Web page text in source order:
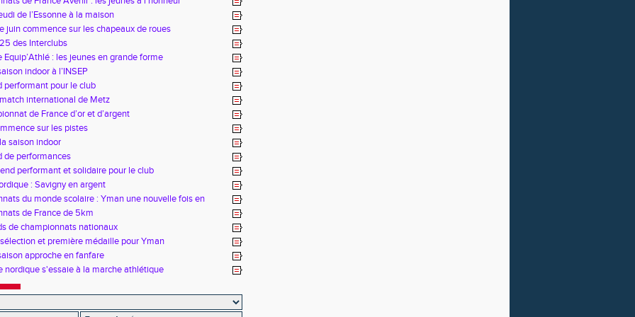
de l’Essonne à la maison
juin commence sur les chapeaux de roues
des Interclubs
Equip’Athlé : les jeunes en grande forme
indoor à l’INSEP
performant pour le club
international de Metz
de France d’or et d’argent
sur les pistes
saison indoor
de performances
performant et solidaire pour le club
: Savigny en argent
du monde scolaire : Yman une nouvelle fois en
de France de 5km
de championnats nationaux
et première médaille pour Yman
approche en fanfare
nordique s'essaie à la marche athlétique